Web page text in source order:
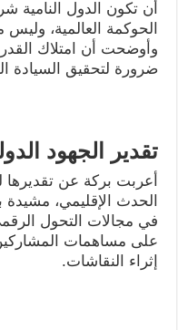
أن تكون الدول النامية
الحوكمة العالمية،
وأوضحت أن امتلاك
ضرورة لتحقيق السيادة
تقدير الجهود
أعربت بركة عن تقديرها
الحدث الإقليمي،
في مجالات التحول
على مساهمات
إثراء النقاشات.